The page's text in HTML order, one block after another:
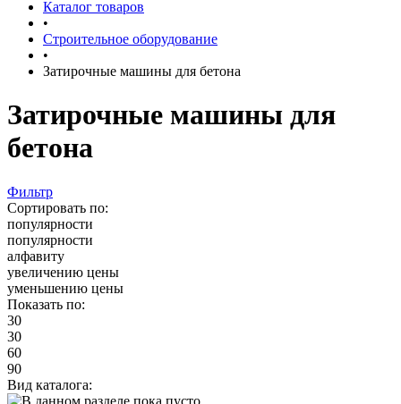
Каталог товаров
•
Строительное оборудование
•
Затирочные машины для бетона
Затирочные машины для
бетона
Фильтр
Сортировать по:
популярности
популярности
алфавиту
увеличению цены
уменьшению цены
Показать по:
30
30
60
90
Вид каталога: